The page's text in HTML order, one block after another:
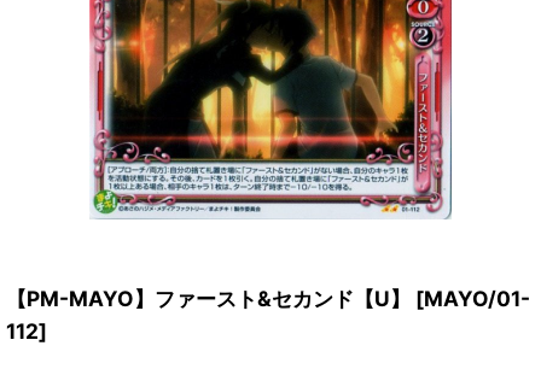
【PM-MAYO】ファースト&セカンド【U】 [MAYO/01-
112]